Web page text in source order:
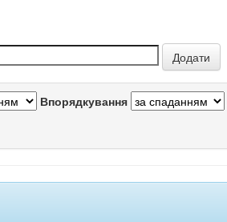
Впорядкування